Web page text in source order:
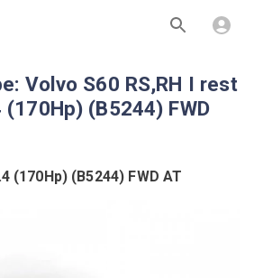
Volvo S60 RS,RH I rest
(B5244) FWD
(170Hp) (B5244) FWD AT